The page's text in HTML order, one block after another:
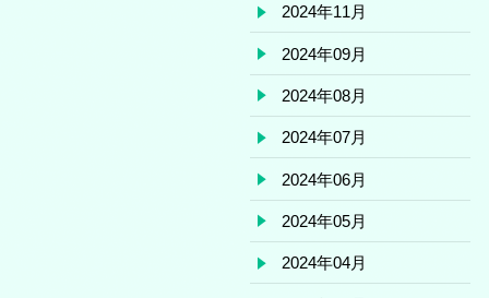
2024年11月
2024年09月
2024年08月
2024年07月
2024年06月
2024年05月
2024年04月